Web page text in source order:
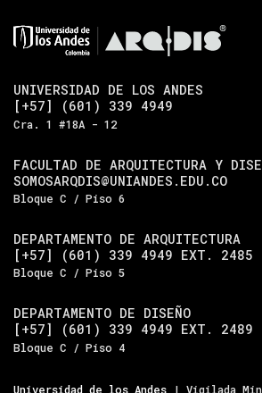
UNIVERSIDAD DE LOS ANDES
[+57] (601) 339 4949
Cra. 1 #18A - 12
FACULTAD DE ARQUITECTURA Y
SOMOSARQDIS@UNIANDES.EDU.CO
Bloque C / Piso 6
DEPARTAMENTO DE ARQUITECTURA
[+57] (601) 339 4949 EXT. 2485
Bloque C / Piso 5
DEPARTAMENTO DE DISEÑO
[+57] (601) 339 4949 EXT. 2489
Bloque C / Piso 4
Universidad de los Andes | Vigilada